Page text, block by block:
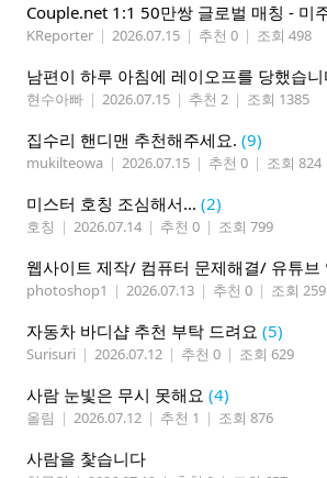
KReporter | 2026.07.15 | 추천 0 | 조회 498
현수아빠 | 2026.07.15 | 추천 2 | 조회 1385
집수리 핸디맨 추천해주세요. (9)
mukilteowa | 2026.07.15 | 추천 0 | 조회 824
미스터 호칭 조심해서... (2)
호칭 | 2026.07.14 | 추천 0 | 조회 799
photoshop1 | 2026.07.13 | 추천 0 | 조회 259
자동차 바디샵 추천 부탁 드려요 (5)
Surisuri | 2026.07.12 | 추천 0 | 조회 629
사람 눈빛은 무시 못해요 (4)
올림 | 2026.07.12 | 추천 1 | 조회 876
사람을 찿습니다